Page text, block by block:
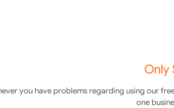
Only
you have problems regarding using our
one